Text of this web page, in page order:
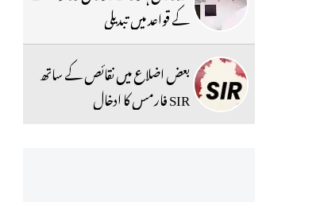
کے قواعد میں تبدیلی
بعض اضلاع میں نقائص کے ساتھ
SIR فارمس کا ادخال